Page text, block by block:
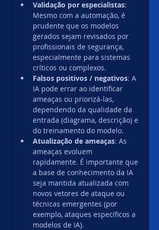
Validação por especialistas:
Mesmo com a automação, é
prudente que os modelos
gerados sejam revisados por
profissionais de segurança,
especialmente para sistemas
críticos ou complexos.
Falsos positivos / negativos: A
IA pode errar ao identificar
ameaças ou priorizá-las,
dependendo da qualidade da
entrada (diagrama, descrição) e
do treinamento do modelo.
Atualização de ameaças: As
ameaças evoluem
rapidamente. É importante que
a base de conhecimento da IA
seja mantida atualizada com
novos vetores de ataque ou
técnicas emergentes (por
exemplo, ataques específicos a
modelos de IA).